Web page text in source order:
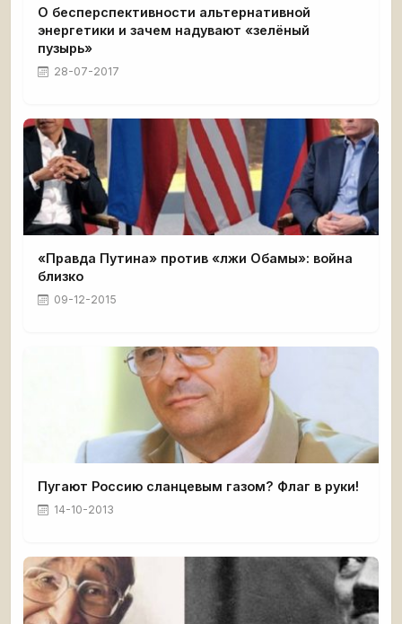
О бесперспективности альтернативной
энергетики и зачем надувают «зелёный
пузырь»
28-07-2017
«Правда Путина» против «лжи Обамы»: война
близко
09-12-2015
Пугают Россию сланцевым газом? Флаг в руки!
14-10-2013